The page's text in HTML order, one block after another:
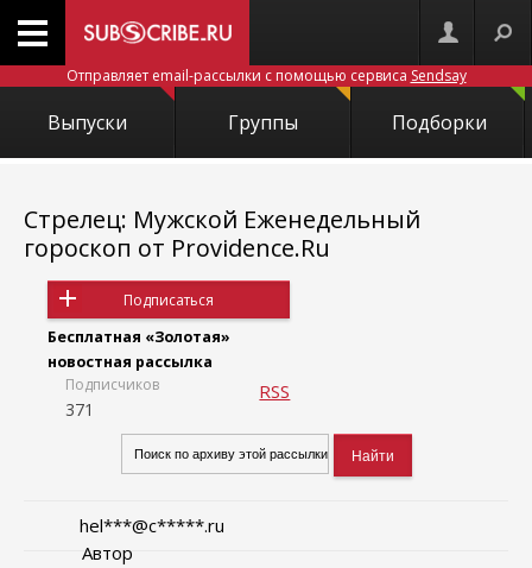
Отправляет email-рассылки с помощью сервиса Sendsay
Выпуски Группы Подборки
Стрелец: Мужской Еженедельный
гороскоп от Providence.Ru
Подписаться
Бесплатная «Золотая»
новостная рассылка
Подписчиков
371
RSS
Автор
hel***@c*****.ru